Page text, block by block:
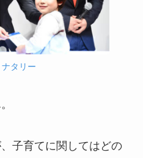
ナタリー
子育てに関してはどの